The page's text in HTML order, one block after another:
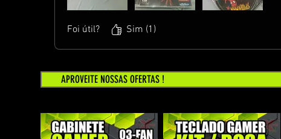
Foi útil? Sim (1)
APROVEITE NOSSAS OFERTAS !